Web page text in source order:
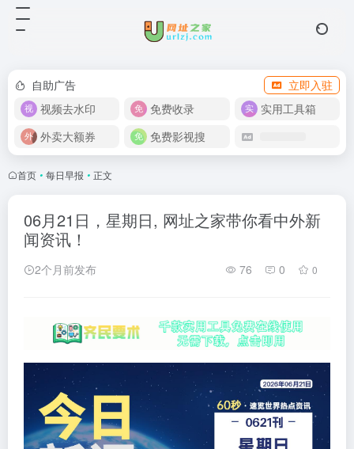
自助广告
立即入驻
视频去水印
免费收录
实用工具箱
外卖大额券
免费影视搜
首页 • 每日早报 • 正文
06月21日，星期日, 网址之家带你看中外新
闻资讯！
2个月前发布 76 0 0